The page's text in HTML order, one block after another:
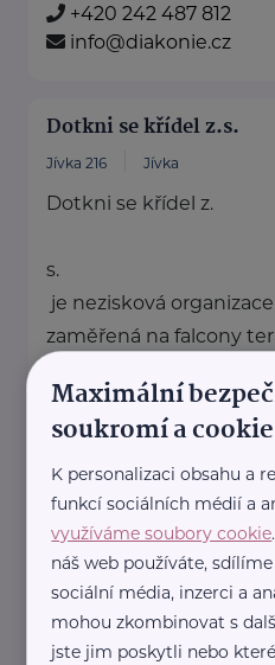
+420 242 487 812
info@diakonie.cz
Dotkni se křídel z.s.
Jívka 216 Jívka
Dotkni se křídel z.
s.
je nezisková organizace
zaměřená na falcony
osvětu.
Prostřednictvím ...
Hospic sv. Štěpána z.s.
Maximální
soukromí a
K personalizaci obsahu a
funkcí sociálních médií a
využíváme soubory cookie
náš web používáte,
sociální média, inzerci a
mohou zkombinovat s
jste jim poskytli nebo